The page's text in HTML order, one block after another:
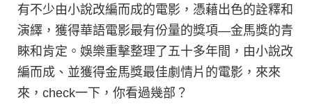
有不少由小說改編而成的電影，憑藉出色的詮釋和
演繹，獲得華語電影最有份量的獎項—金馬獎的青
睞和肯定。娛樂重擊整理了五十多年間，由小說改
編而成、並獲得金馬獎最佳劇情片的電影，來來
來，check一下，你看過幾部？